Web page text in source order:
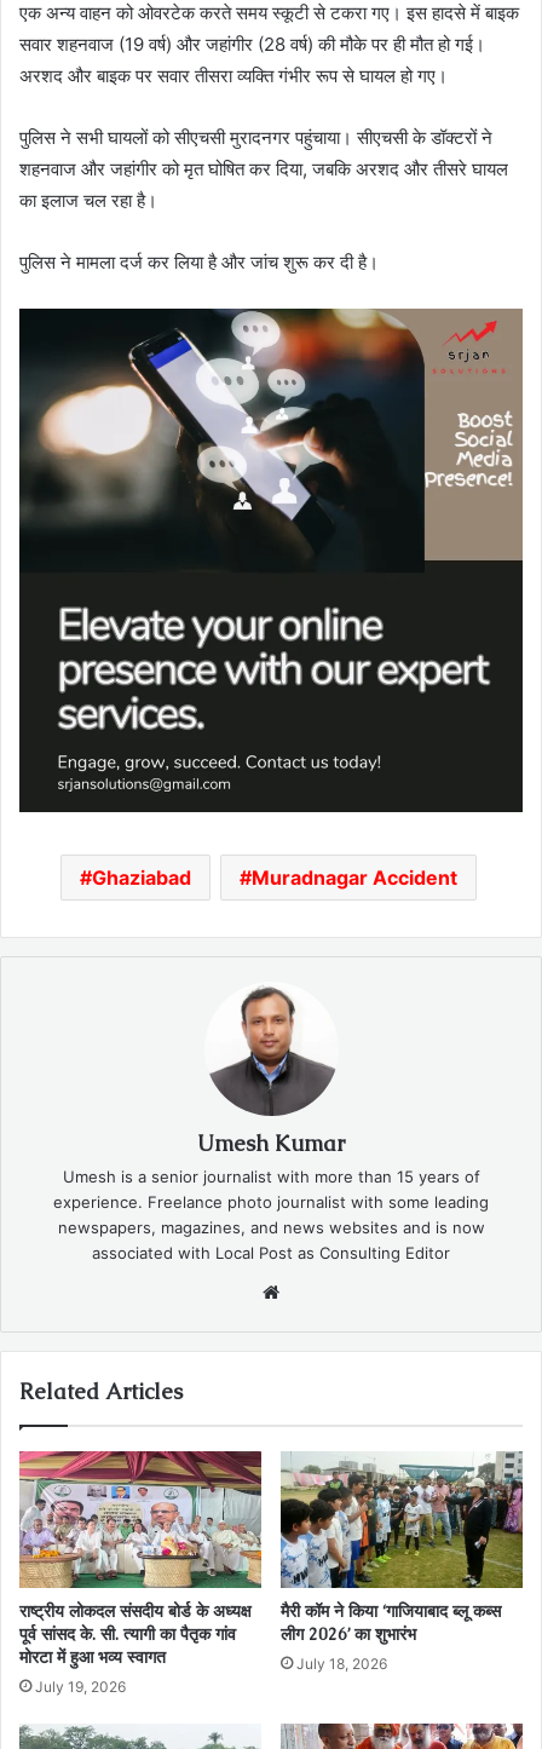
एक अन्य वाहन को ओवरटेक करते समय स्कूटी से टकरा गए। इस हादसे में बाइक
सवार शहनवाज (19 वर्ष) और जहांगीर (28 वर्ष) की मौके पर ही मौत हो गई।
अरशद और बाइक पर सवार तीसरा व्यक्ति गंभीर रूप से घायल हो गए।
पुलिस ने सभी घायलों को सीएचसी मुरादनगर पहुंचाया। सीएचसी के डॉक्टरों ने
शहनवाज और जहांगीर को मृत घोषित कर दिया, जबकि अरशद और तीसरे घायल
का इलाज चल रहा है।
पुलिस ने मामला दर्ज कर लिया है और जांच शुरू कर दी है।
Ghaziabad Muradnagar Accident
Umesh Kumar
Umesh is a senior journalist with more than 15 years of
experience. Freelance photo journalist with some leading
newspapers, magazines, and news websites and is now
associated with Local Post as Consulting Editor
Related Articles
राष्ट्रीय लोकदल संसदीय बोर्ड के अध्यक्ष
पूर्व सांसद के. सी. त्यागी का पैतृक गांव
मोरटा में हुआ भव्य स्वागत
July 19, 2026
मैरी कॉम ने किया ‘गाजियाबाद ब्लू कब्स
लीग 2026’ का शुभारंभ
July 18, 2026